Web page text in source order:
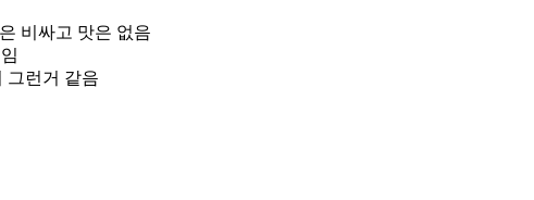
비싸고 맛은 없음
그런거 같음